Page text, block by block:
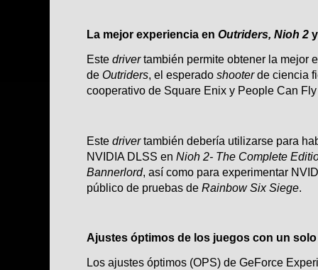
La mejor experiencia en Outriders, Nioh 2
Este driver también permite obtener la mejor
de Outriders, el esperado shooter de ciencia
cooperativo de Square Enix y People Can
Este driver también debería utilizarse para
NVIDIA DLSS en Nioh 2- The Complete
Bannerlord, así como para experimentar
público de pruebas de Rainbow Six Siege
Ajustes óptimos de los juegos con un
Los ajustes óptimos (OPS) de GeForce